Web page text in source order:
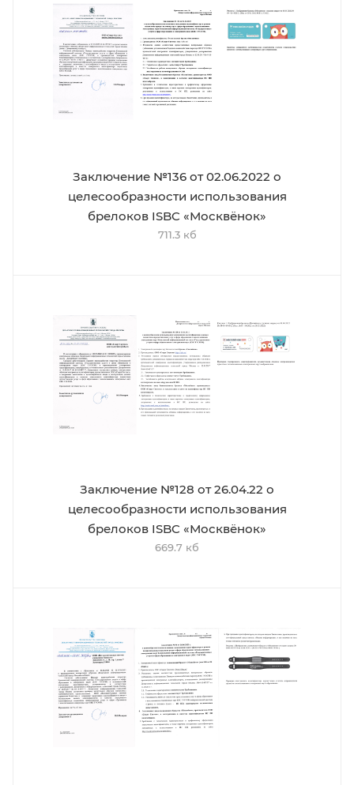
Заключение №136 от 02.06.2022 о
целесообразности использования
брелоков ISBC «Москвёнок»
711.3 кб
Заключение №128 от 26.04.22 о
целесообразности использования
брелоков ISBC «Москвёнок»
669.7 кб